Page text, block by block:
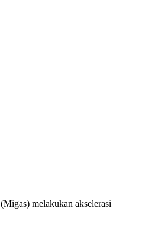
melakukan akselerasi